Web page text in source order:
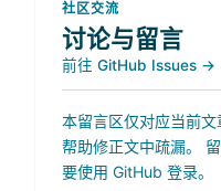
社区交流
讨论与留言
前往 GitHub Issues →
本留言区仅对应当前
帮助修正文中疏漏。
要使用 GitHub 登录。